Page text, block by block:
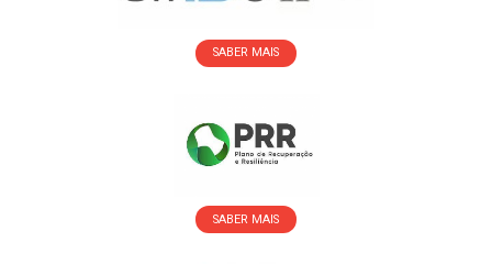
SABER MAIS
SABER MAIS